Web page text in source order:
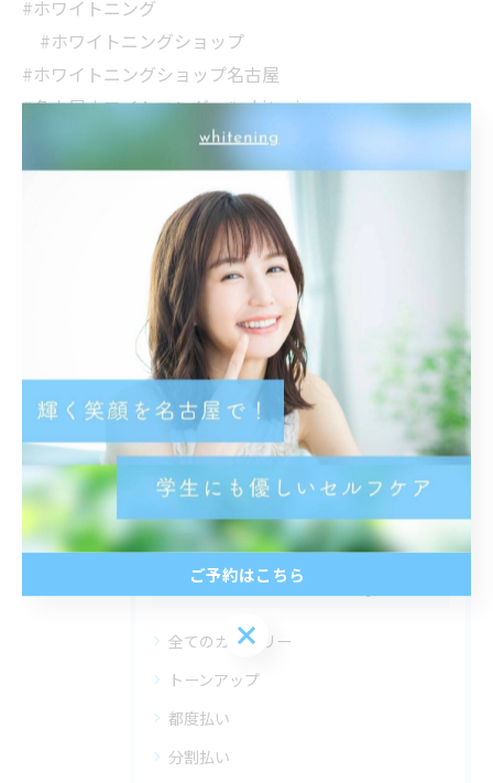
#ホワイトニング
#ホワイトニングショップ
#ホワイトニングショップ名古屋
#名古屋ホワイトニング #whitening
whiteningshop名古屋 美容 愛知
名古屋 名古屋駅 美意識 専門店
ホワイトニング専門店 オーラルケア
歯科医師提携 安心安全 笑顔
イメチェン 印象UP 美男 美女
< 前のページ 次のページ >
カテゴリー
全てのカテゴリー
トーンアップ
都度払い
分割払い
ご予約はこちら
ご予約はこちら